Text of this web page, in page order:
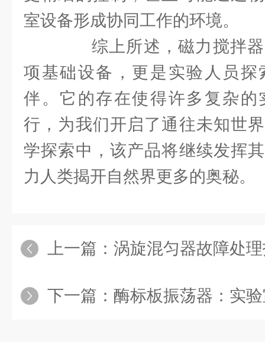
室设备形成协同工作的环境。
综上所述，磁力搅拌器
项基础设备，更是实验人员探
伴。它的存在使得许多复杂的
行，为我们开启了通往未知世
学探索中，该产品将继续发挥
力人类揭开自然界更多的奥秘。
上一篇： 涡旋混匀器故障处理指南
下一篇： 酶标板振荡器：实